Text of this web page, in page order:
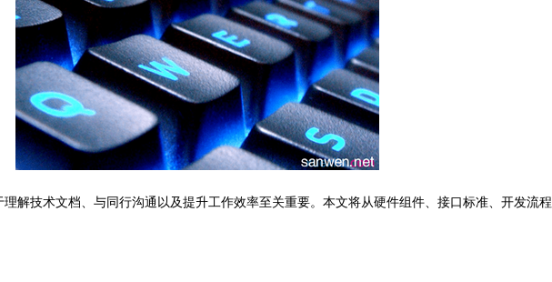
解技术文档、与同行沟通以及提升工作效率至关重要。本文将从硬件组件、接口标准、开发流